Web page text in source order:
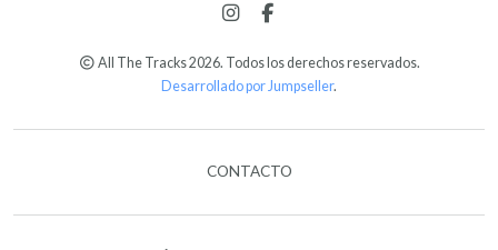
All The Tracks 2026. Todos los derechos reservados.
Desarrollado por Jumpseller.
CONTACTO